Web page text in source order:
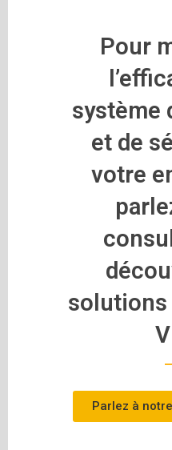
Pour
système
et de
votre
solutions
Parlez à